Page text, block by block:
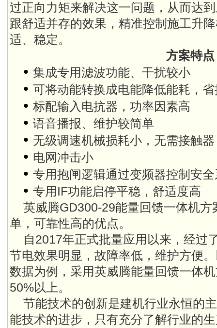
过正向力矩来解决这一问题，从而达
跟舒适并存的效果，精准控制施工升
适、稳定。
方案特点
• 集成专用滤波功能、干扰较小
• 可将动能转换成电能降低能耗，
• 标配输入电抗器，功率因素高
• 语音播报、维护较简单
• 无级调速机械损耗小，无需接触器
• 电网冲击小
• 专用抱闸逻辑通过变频器控制安
• 专用IF功能启停平稳，舒适度高
英威腾GD300-29能量回馈一体机
单，可靠性高的优点。
自2017年正式批量应用以来，经过
节电效果明显，故障率低，维护方便
数据为例，采用英威腾能量回馈一体
50%以上。
节能技术的创新是建机行业永恒的
能技术的进步，只有充分了解行业的